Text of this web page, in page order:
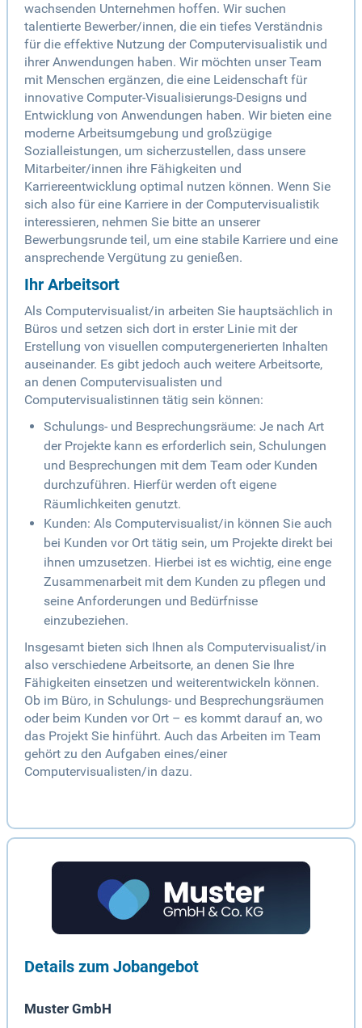
wachsenden Unternehmen hoffen. Wir suchen
talentierte Bewerber/innen, die ein tiefes Verständnis
für die effektive Nutzung der Computervisualistik und
ihrer Anwendungen haben. Wir möchten unser Team
mit Menschen ergänzen, die eine Leidenschaft für
innovative Computer-Visualisierungs-Designs und
Entwicklung von Anwendungen haben. Wir bieten eine
moderne Arbeitsumgebung und großzügige
Sozialleistungen, um sicherzustellen, dass unsere
Mitarbeiter/innen ihre Fähigkeiten und
Karriereentwicklung optimal nutzen können. Wenn Sie
sich also für eine Karriere in der Computervisualistik
interessieren, nehmen Sie bitte an unserer
Bewerbungsrunde teil, um eine stabile Karriere und eine
ansprechende Vergütung zu genießen.
Ihr Arbeitsort
Als Computervisualist/in arbeiten Sie hauptsächlich in
Büros und setzen sich dort in erster Linie mit der
Erstellung von visuellen computergenerierten Inhalten
auseinander. Es gibt jedoch auch weitere Arbeitsorte,
an denen Computervisualisten und
Computervisualistinnen tätig sein können:
Schulungs- und Besprechungsräume: Je nach Art
der Projekte kann es erforderlich sein, Schulungen
und Besprechungen mit dem Team oder Kunden
durchzuführen. Hierfür werden oft eigene
Räumlichkeiten genutzt.
Kunden: Als Computervisualist/in können Sie auch
bei Kunden vor Ort tätig sein, um Projekte direkt bei
ihnen umzusetzen. Hierbei ist es wichtig, eine enge
Zusammenarbeit mit dem Kunden zu pflegen und
seine Anforderungen und Bedürfnisse
einzubeziehen.
Insgesamt bieten sich Ihnen als Computervisualist/in
also verschiedene Arbeitsorte, an denen Sie Ihre
Fähigkeiten einsetzen und weiterentwickeln können.
Ob im Büro, in Schulungs- und Besprechungsräumen
oder beim Kunden vor Ort – es kommt darauf an, wo
das Projekt Sie hinführt. Auch das Arbeiten im Team
gehört zu den Aufgaben eines/einer
Computervisualisten/in dazu.
Details zum Jobangebot
Muster GmbH